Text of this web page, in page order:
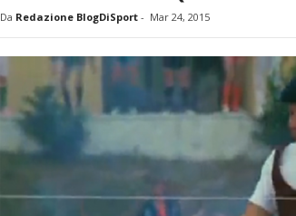
Da Redazione BlogDiSport- Mar 24, 2015